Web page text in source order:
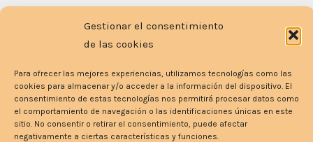
Gestionar el consentimiento
de las cookies
Para ofrecer las mejores experiencias, utilizamos tecnologías como las
cookies para almacenar y/o acceder a la información del dispositivo. El
consentimiento de estas tecnologías nos permitirá procesar datos como
el comportamiento de navegación o las identificaciones únicas en este
sitio. No consentir o retirar el consentimiento, puede afectar
negativamente a ciertas características y funciones.
Email: info@cdmeta.es